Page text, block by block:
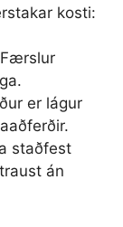
kosti:
Færslur
er lágur
staðfest
án